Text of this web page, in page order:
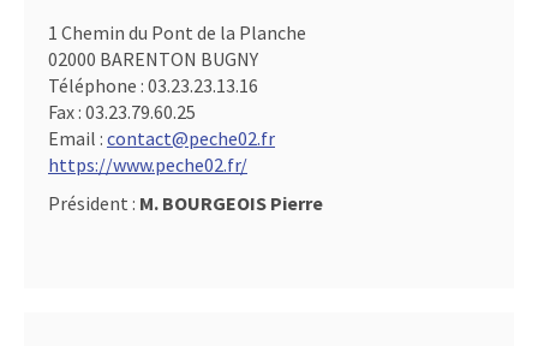
1 Chemin du Pont de la Planche
02000 BARENTON BUGNY
Téléphone : 03.23.23.13.16
Fax : 03.23.79.60.25
Email : contact@peche02.fr
https://www.peche02.fr/
Président : M. BOURGEOIS Pierre